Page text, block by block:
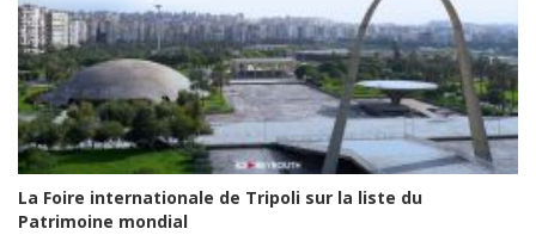
La Foire internationale de Tripoli sur la liste du
Patrimoine mondial